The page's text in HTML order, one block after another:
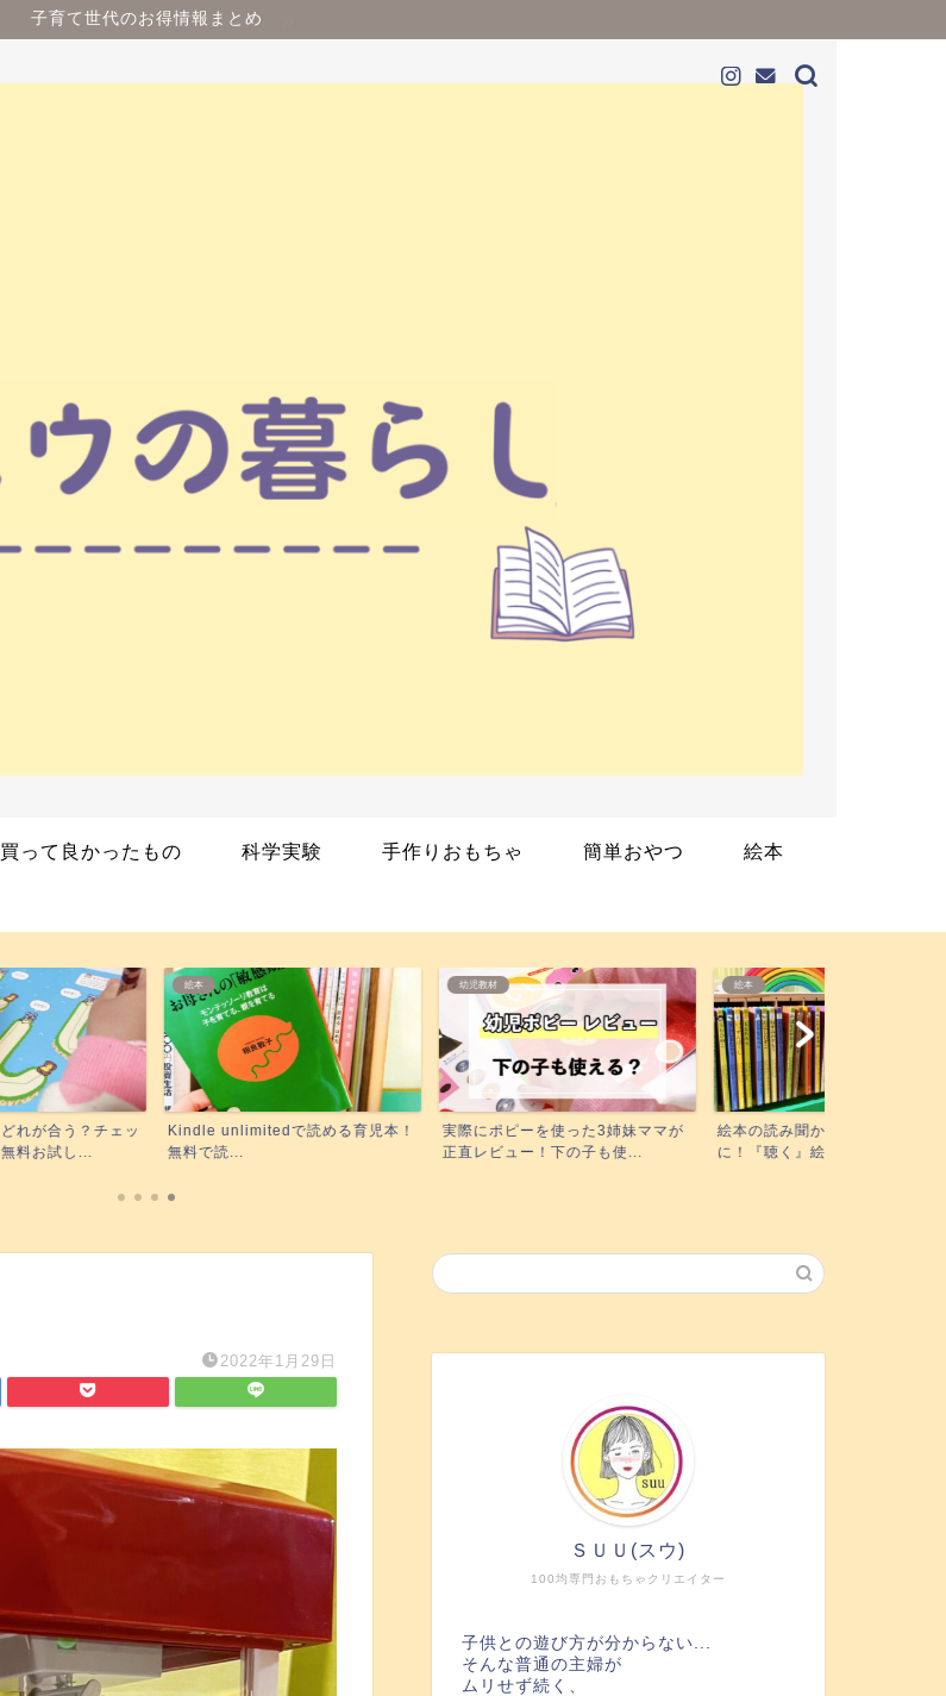
子育て世代のお得情報まとめ
買って良かったもの 科学実験 手作りおもちゃ 簡単おやつ 絵本
Kindle unlimitedで読める育児本！
無料で読...
幼児教材
実際にポピーを使った3姉妹ママが
正直レビュー！下の子も使...
絵本
絵本の読み聞かせする時間がない方
に！『聴く』絵本がいい3...
2022年1月29日
100均専門おもちゃクリエイター
ＳＵＵ(スウ)
子供との遊び方が分からない...
そんな普通の主婦が
ムリせず続く、